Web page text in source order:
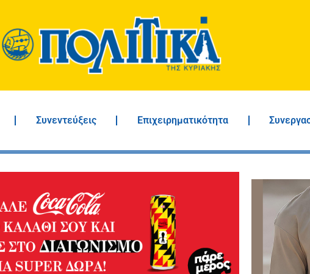
Συνεντεύξεις Επιχειρηματικότητα